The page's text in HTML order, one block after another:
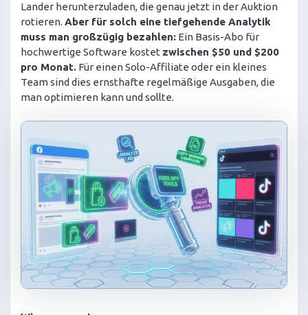
Lander herunterzuladen, die genau jetzt in der Auktion
rotieren. Aber für solch eine tiefgehende Analytik
muss man großzügig bezahlen: Ein Basis-Abo für
hochwertige Software kostet zwischen $50 und $200
pro Monat. Für einen Solo-Affiliate oder ein kleines
Team sind dies ernsthafte regelmäßige Ausgaben, die
man optimieren kann und sollte.